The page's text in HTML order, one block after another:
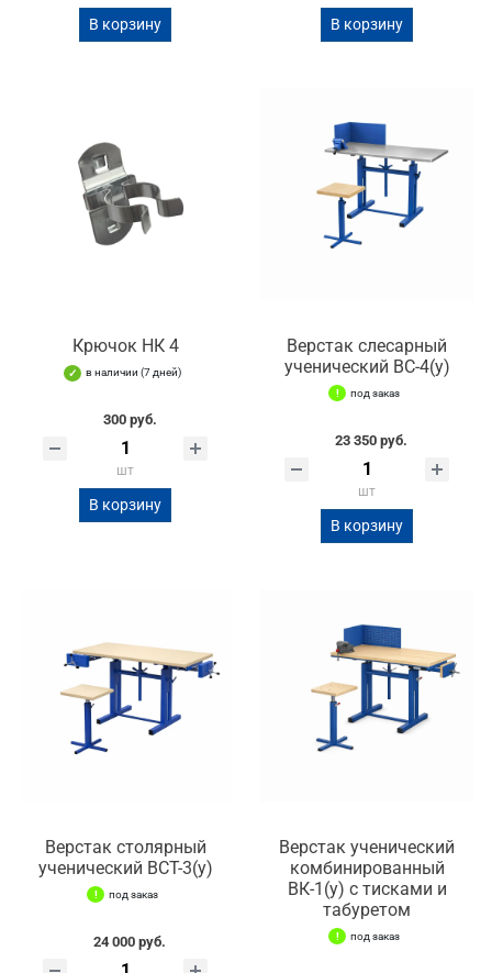
В корзину В корзину
Крючок НК 4
в наличии (7 дней)
300 руб.
шт
В корзину
Верстак слесарный
ученический ВС-4(у)
под заказ
23 350 руб.
шт
В корзину
Верстак столярный
ученический ВСТ-3(у)
под заказ
24 000 руб.
Верстак ученический
комбинированный
ВК-1(у) с тисками и
табуретом
под заказ